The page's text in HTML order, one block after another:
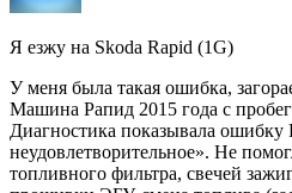
Я езжу на Skoda Rapid (1G)
У меня была такая ошибка,
Машина Рапид 2015 года с
Диагностика показывала ошибку
неудовлетворительное». Не
топливного фильтра, свечей